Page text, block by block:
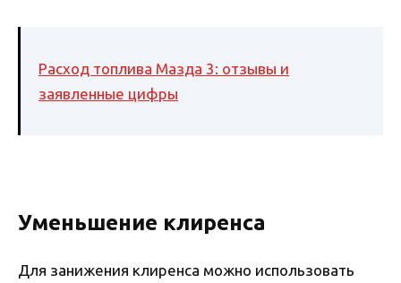
Расход топлива Мазда 3: отзывы и
заявленные цифры
Уменьшение клиренса
Для занижения клиренса можно использовать